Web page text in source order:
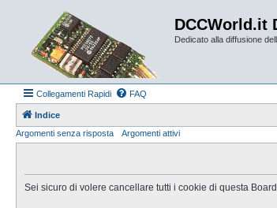
DCCWorld.it
Dedicato alla diffusione
Collegamenti Rapidi FAQ
Indice
Argomenti senza risposta
Argomenti attivi
Sei sicuro di volere cancellare tutti i cookie di questa